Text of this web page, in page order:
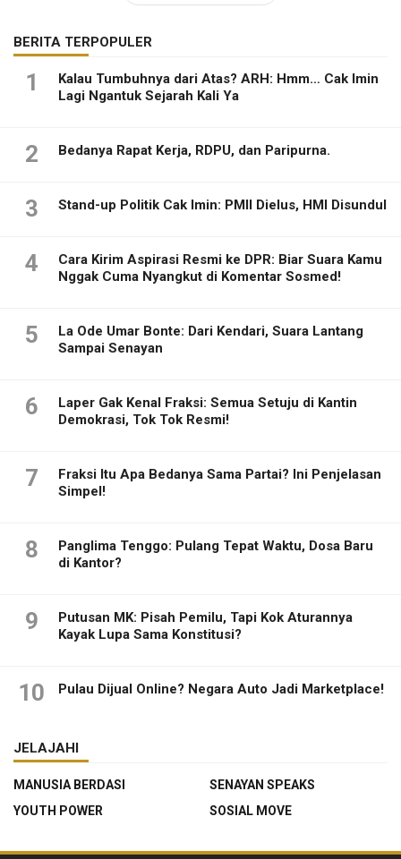
BERITA TERPOPULER
1
Kalau Tumbuhnya dari Atas? ARH: Hmm… Cak Imin
Lagi Ngantuk Sejarah Kali Ya
2 Bedanya Rapat Kerja, RDPU, dan Paripurna.
3 Stand-up Politik Cak Imin: PMII Dielus, HMI Disundul
4
Cara Kirim Aspirasi Resmi ke DPR: Biar Suara Kamu
Nggak Cuma Nyangkut di Komentar Sosmed!
5
La Ode Umar Bonte: Dari Kendari, Suara Lantang
Sampai Senayan
6
Laper Gak Kenal Fraksi: Semua Setuju di Kantin
Demokrasi, Tok Tok Resmi!
7
Fraksi Itu Apa Bedanya Sama Partai? Ini Penjelasan
Simpel!
8
Panglima Tenggo: Pulang Tepat Waktu, Dosa Baru
di Kantor?
9
Putusan MK: Pisah Pemilu, Tapi Kok Aturannya
Kayak Lupa Sama Konstitusi?
10 Pulau Dijual Online? Negara Auto Jadi Marketplace!
JELAJAHI
MANUSIA BERDASI
SENAYAN SPEAKS
YOUTH POWER
SOSIAL MOVE